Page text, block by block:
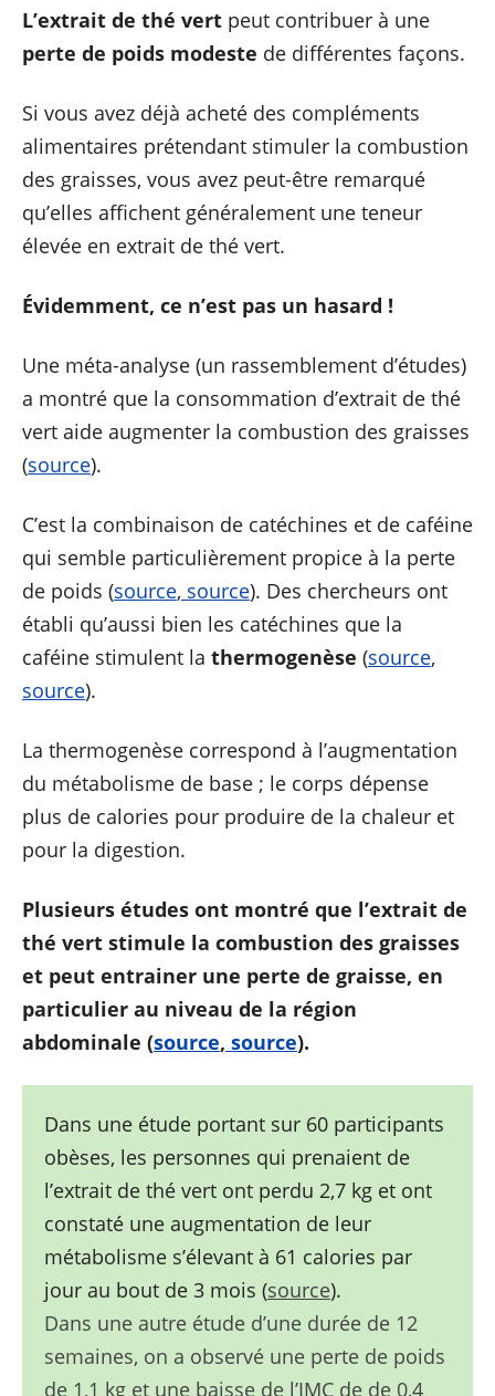
L’extrait de thé vert peut contribuer à une
perte de poids modeste de différentes façons.
Si vous avez déjà acheté des compléments
alimentaires prétendant stimuler la combustion
des graisses, vous avez peut-être remarqué
qu’elles affichent généralement une teneur
élevée en extrait de thé vert.
Évidemment, ce n’est pas un hasard !
Une méta-analyse (un rassemblement d’études)
a montré que la consommation d’extrait de thé
vert aide augmenter la combustion des graisses
(source).
C’est la combinaison de catéchines et de caféine
qui semble particulièrement propice à la perte
de poids (source, source). Des chercheurs ont
établi qu’aussi bien les catéchines que la
caféine stimulent la thermogenèse (source,
source).
La thermogenèse correspond à l’augmentation
du métabolisme de base ; le corps dépense
plus de calories pour produire de la chaleur et
pour la digestion.
Plusieurs études ont montré que l’extrait de
thé vert stimule la combustion des graisses
et peut entrainer une perte de graisse, en
particulier au niveau de la région
abdominale (source, source).
Dans une étude portant sur 60 participants
obèses, les personnes qui prenaient de
l’extrait de thé vert ont perdu 2,7 kg et ont
constaté une augmentation de leur
métabolisme s’élevant à 61 calories par
jour au bout de 3 mois (source).
Dans une autre étude d’une durée de 12
semaines, on a observé une perte de poids
de 1,1 kg et une baisse de l’IMC de de 0,4